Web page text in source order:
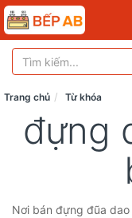
Trang chủ Từ khóa
đựng
Nơi bán đựng đũa